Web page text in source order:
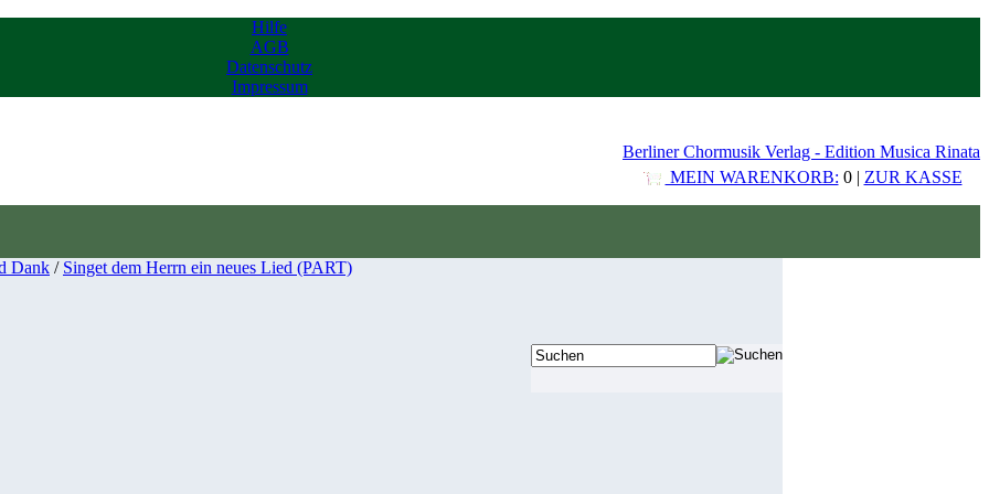
Hilfe
AGB
Datenschutz
Impressum
Berliner Chormusik Verlag - Edition Musica Rinata
MEIN WARENKORB: 0 | ZUR KASSE
Dank / Singet dem Herrn ein neues Lied (PART)